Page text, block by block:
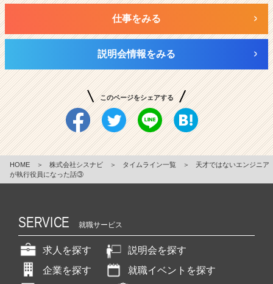
仕事をみる
説明会情報をみる
このページをシェアする
HOME ＞ 株式会社シスナビ ＞ タイムライン一覧 ＞
天才ではないエンジニア
が執行役員になった話③
SERVICE 就職サービス
求人を探す
説明会を探す
企業を探す
就職イベントを探す